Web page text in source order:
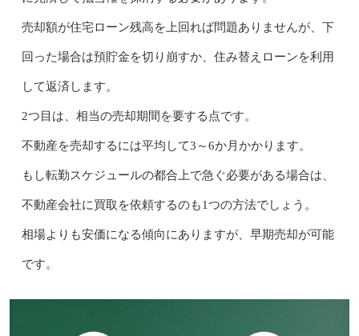
売却額が住宅ローン残高を上回れば問題ありませんが、下
回った場合は預貯金を切り崩すか、住み替えローンを利用
して返済します。
2つ目は、相当の売却期間を要する点です。
不動産を売却するには平均して3～6か月かかります。
もし転勤スケジュールの都合上で急ぐ必要がある場合は、
不動産会社に買取を依頼するのも1つの方法でしょう。
相場よりも安価になる傾向にありますが、早期売却が可能
です。